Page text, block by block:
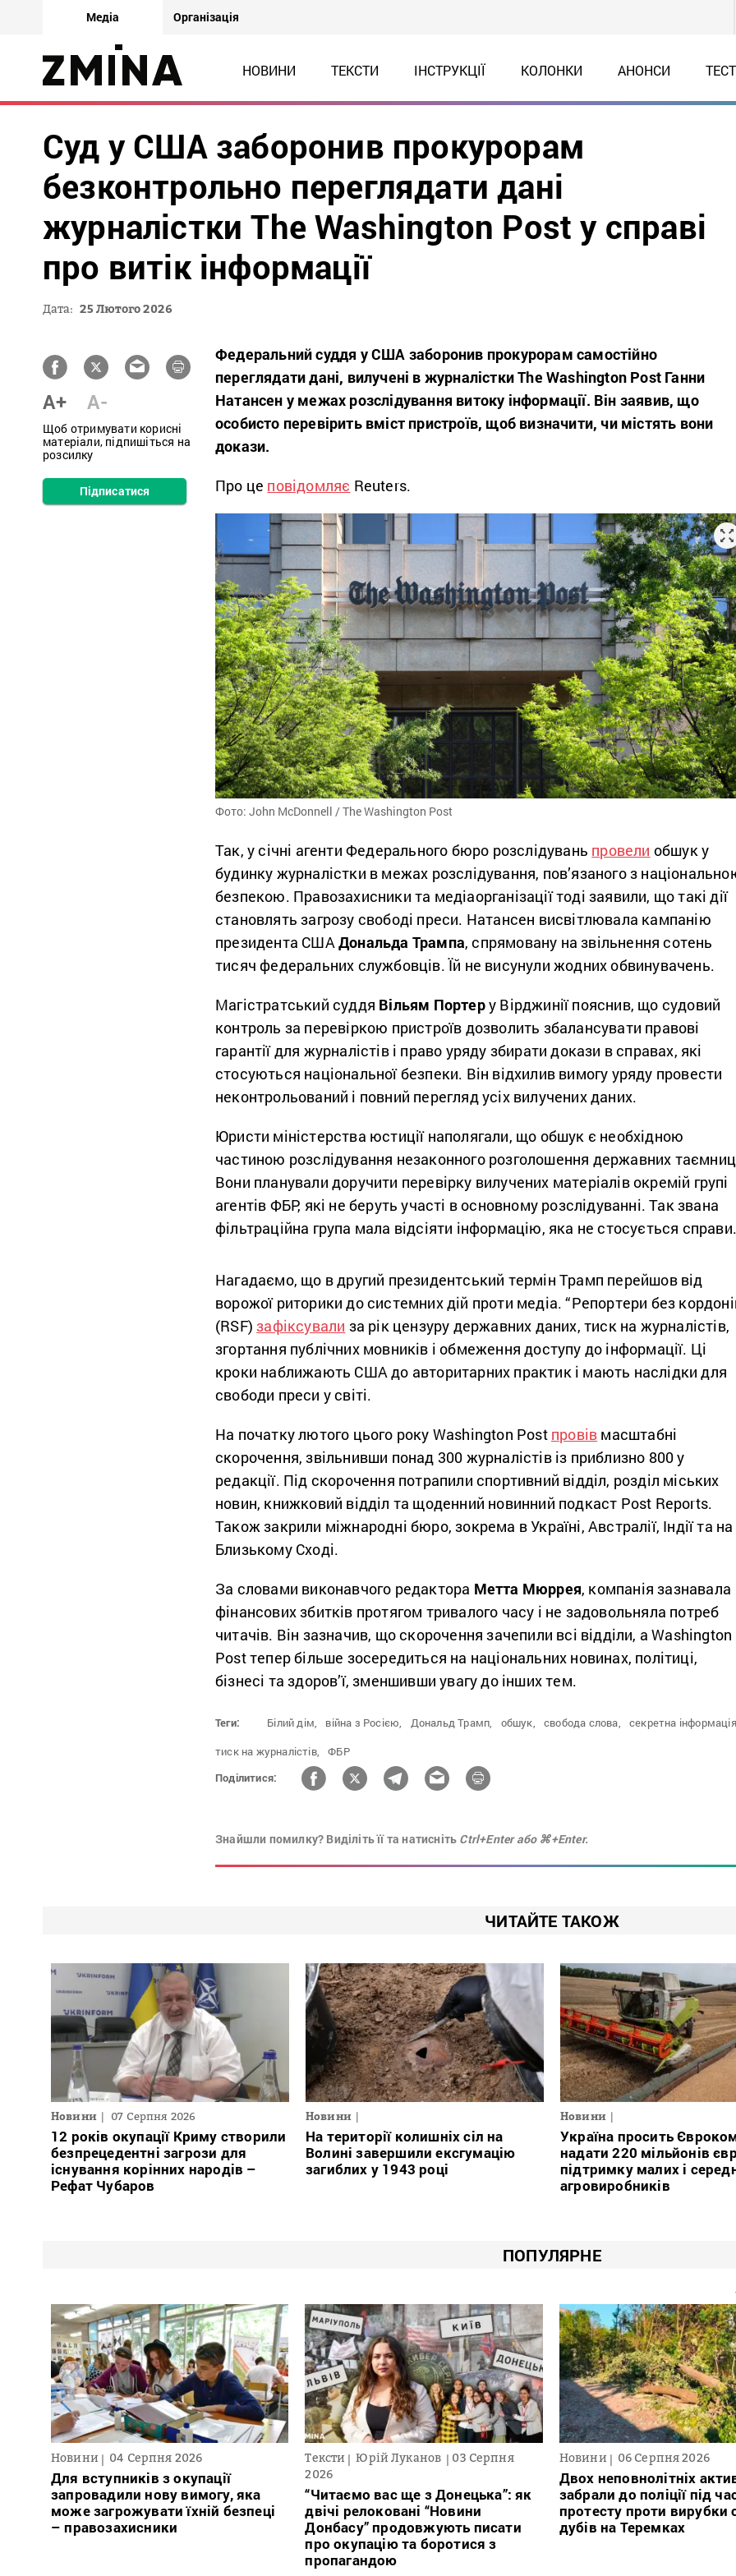
Медіа Організація
НОВИНИ ТЕКСТИ ІНСТРУКЦІЇ КОЛОНКИ АНОНСИ
Суд у США заборонив прокурорам
безконтрольно переглядати дані
журналістки The Washington Post у справі
про витік інформації
Дата: 25 Лютого 2026
A+ A-
Щоб отримувати корисні
матеріали, підпишіться на
розсилку
Підписатися
Федеральний суддя у США заборонив прокурорам самостійно
переглядати дані, вилучені в журналісткиThe Washington Post Ганни
Натансен у межах розслідування витоку інформації. Він заявив, що
особисто перевірить вміст пристроїв, щоб визначити, чи містять вони
докази.
Про це повідомляє Reuters.
Фото: John McDonnell / The Washington Post
Так, у січні агенти Федерального бюро розслідувань провели обшук у
будинку журналістки в межах розслідування, пов’язаного з
безпекою. Правозахисники та медіаорганізації тоді заявили, що такі дії
становлять загрозу свободі преси. Натансен висвітлювала кампанію
президента США Дональда Трампа, спрямовану на звільнення сотень
тисяч федеральних службовців. Їй не висунули жодних обвинувачень.
Магістратський суддя Вільям Портеру Вірджинії пояснив, що судовий
контроль за перевіркою пристроїв дозволить збалансувати правові
гарантії для журналістів і право уряду збирати докази в справах, які
стосуються національної безпеки. Він відхилив вимогу уряду провести
неконтрольований і повний перегляд усіх вилучених даних.
Юристи міністерства юстиції наполягали, що обшук є необхідною
частиною розслідування незаконного розголошення державних
Вони планували доручити перевірку вилучених матеріалів окремій групі
агентів ФБР, які не беруть участі в основному розслідуванні. Так звана
фільтраційна група мала відсіяти інформацію, яка не стосується
Нагадаємо, що в другий президентський термін Трамп перейшов від
ворожої риторики до системних дій проти медіа. “Репортери без
(RSF)зафіксували за рік цензуру державних даних, тиск на журналістів,
згортання публічних мовників і обмеження доступу до інформації. Ці
кроки наближають США до авторитарних практик і мають наслідки для
свободи преси у світі.
На початку лютого цього року Washington Post провів масштабні
скорочення, звільнивши понад 300 журналістів із приблизно 800 у
редакції. Під скорочення потрапили спортивний відділ, розділ міських
новин, книжковий відділ та щоденний новинний подкаст Post Reports.
Також закрили міжнародні бюро, зокрема в Україні, Австралії, Індії та на
Близькому Сході.
За словами виконавчого редактора Метта Мюррея, компанія зазнавала
фінансових збитків протягом тривалого часу і не задовольняла потреб
читачів. Він зазначив, що скорочення зачепили всі відділи, а Washington
Post тепер більше зосередиться на національних новинах, політиці,
бізнесі та здоров’ї, зменшивши увагу до інших тем.
Теги: Білий дім, війна з Росією, Дональд Трамп, обшук, свобода слова,
секретна
тиск на журналістів,
ФБР
Поділитися:
Знайшли помилку? Виділіть її та натисніть Ctrl+Enter або ⌘+Enter.
ЧИТАЙТЕ ТАКОЖ
Новини 07 Серпня 2026
12 років окупації Криму створили
безпрецедентні загрози для
існування корінних народів –
Рефат Чубаров
Новини
На території колишніх сіл на
Волині завершили ексгумацію
загиблих у 1943 році
Новини
Україна просить
надати 220 мільйонів
підтримку малих і
агровиробників
ПОПУЛЯРНЕ
Новини 04 Серпня 2026
Для вступників з окупації
запровадили нову вимогу, яка
може загрожувати їхній безпеці
– правозахисники
Тексти Юрій Луканов
03 Серпня
2026
“Читаємо вас ще з Донецька”: як
двічі релоковані “Новини
Донбасу” продовжують писати
про окупацію та боротися з
пропагандою
Новини 06 Серпня 2026
Двох неповнолітніх
забрали до поліції під
протесту проти вирубки
дубів на Теремках